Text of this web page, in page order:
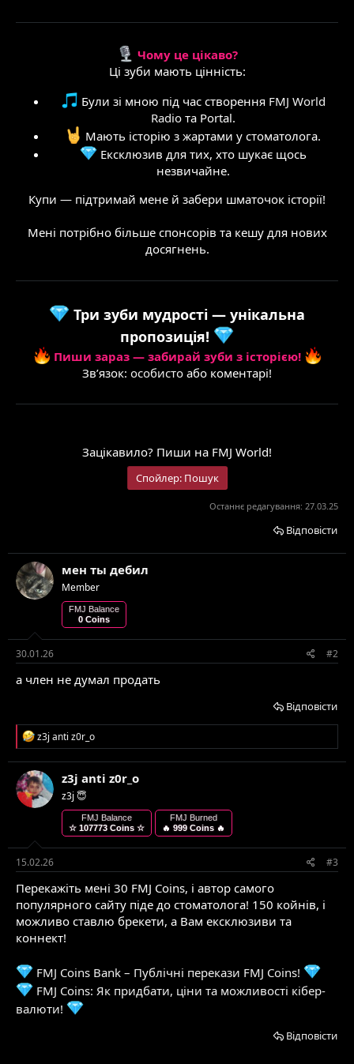
Чому це цікаво?
Ці зуби мають цінність:
Були зі мною під час створення FMJ World
Radioта Portal.
Мають історію з жартами у стоматолога.
Ексклюзив для тих, хто шукає щось
незвичайне.
Купи — підтримай мене й забери шматочок історії!
Мені потрібно більше спонсорів та кешу для нових
досягнень.
Три зуби мудрості — унікальна
пропозиція!
Пиши зараз — забирай зуби з історією!
Зв’язок: особисто або коментарі!
Зацікавило? Пиши на FMJ World!
Спойлер: Пошук
Останнє редагування: 27.03.25
Відповісти
мен ты дебил
Member
FMJ Balance
0 Coins
30.01.26 #2
а член не думал продать
Відповісти
Р
е
а
к
ц
і
ї
z3j anti z0r_o
z3j anti z0r_o
z3j 😇
FMJ Balance
☆ 107773 Coins ☆
FMJ Burned
🔥 999 Coins 🔥
15.02.26 #3
Перекажіть мені 30 FMJ Coins, і автор самого
популярного сайту піде до стоматолога! 150 койнів, і
можливо ставлю брекети, а Вам ексклюзиви та
коннект!
FMJ Coins Bank – Публічні перекази FMJ Coins!
FMJ Coins: Як придбати, ціни та можливості кібер-
валюти!
Відповісти